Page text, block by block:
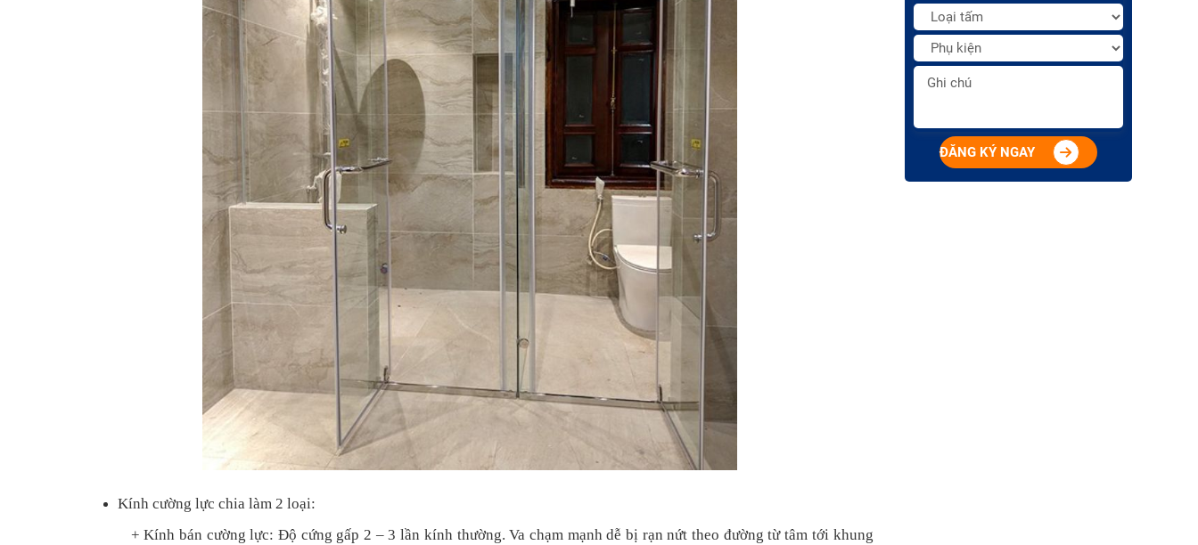
Kính cường lực chia làm 2 loại:
+ Kính bán cường lực: Độ cứng gấp 2 – 3 lần kính thường. Va chạm mạnh dễ bị rạn nứt theo đường từ tâm tới khung
ĐĂNG KÝ NGAY